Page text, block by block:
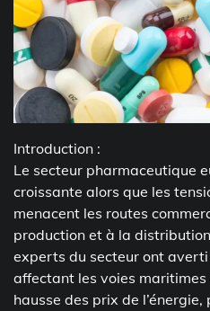
Introduction :
Le secteur pharmaceutique
croissante alors que les
menacent les routes
production et à la
experts du secteur ont
affectant les voies maritimes
hausse des prix de